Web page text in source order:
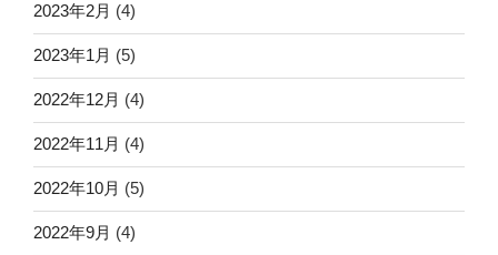
2023年2月 (4)
2023年1月 (5)
2022年12月 (4)
2022年11月 (4)
2022年10月 (5)
2022年9月 (4)